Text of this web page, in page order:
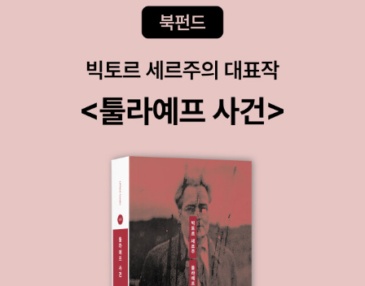
괄호 넣기 해봐도 좋을 듯.'있잖아요, 엄마, 나 알았어요. 내가 무엇으
로 되어 있는지 말해 볼까요?'우후는 기쁜 듯이 말했단다.'나 자신으
로 되어 있어요! 우후는 우후로 되어 있다고요. 네, 엄마 그렇죠?'(39
물에게 습격당했을 때를 말하는 거란다. 이 때 다람쥐는 가지에서 가
하산처럼 부풀어올라 제격이란다.'(47쪽)'있잖아요, 풍뎅이가 말이에
는 곰이라서 곰 한 마리분, 우후는 꼬마 곰 한 마리분, 모두가 한 마리